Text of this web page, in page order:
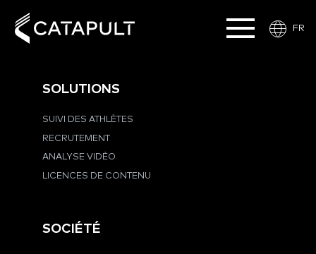
FR
SOLUTIONS
SUIVI DES ATHLÈTES
RECRUTEMENT
ANALYSE VIDÉO
LICENCES DE CONTENU
SOCIÉTÉ